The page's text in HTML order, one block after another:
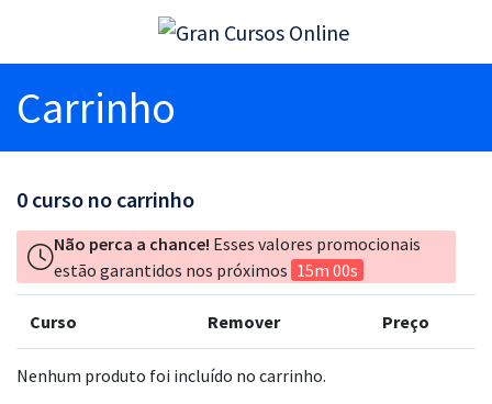
Carrinho
0 curso no carrinho
Não perca a chance! Esses valores promocionais
estão garantidos nos próximos 15m 00s
Curso Remover Preço
Nenhum produto foi incluído no carrinho.